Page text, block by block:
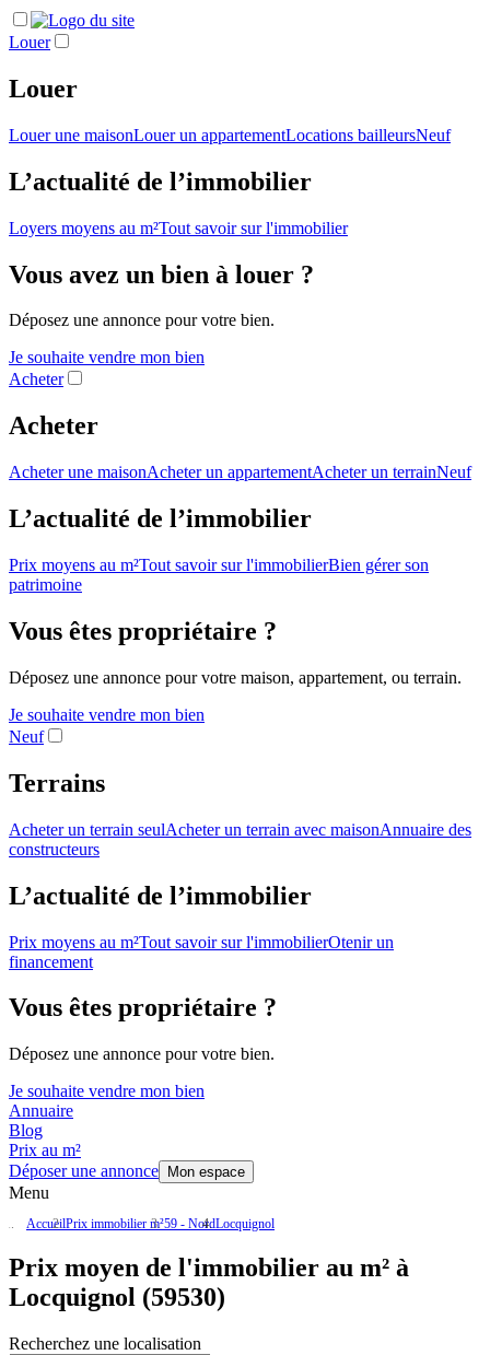
Louer
Louer
Louer une maisonLouer un appartementLocations bailleursNeuf
L’actualité de l’immobilier
Loyers moyens au m²Tout savoir sur l'immobilier
Vous avez un bien à louer ?
Déposez une annonce pour votre bien.
Je souhaite vendre mon bien
Acheter
Acheter
Acheter une maisonAcheter un appartementAcheter un terrainNeuf
L’actualité de l’immobilier
Prix moyens au m²Tout savoir sur l'immobilierBien gérer son
patrimoine
Vous êtes propriétaire ?
Déposez une annonce pour votre maison, appartement, ou terrain.
Je souhaite vendre mon bien
Neuf
Terrains
Acheter un terrain seulAcheter un terrain avec maisonAnnuaire des
constructeurs
L’actualité de l’immobilier
Prix moyens au m²Tout savoir sur l'immobilierOtenir un
financement
Vous êtes propriétaire ?
Déposez une annonce pour votre bien.
Je souhaite vendre mon bien
Annuaire
Blog
Prix au m²
Déposer une annonce
Mon espace
Menu
AccueilPrix immobilier m²59 - NordLocquignol
Prix moyen de l'immobilier au m² à
Locquignol (59530)
Recherchez une localisation